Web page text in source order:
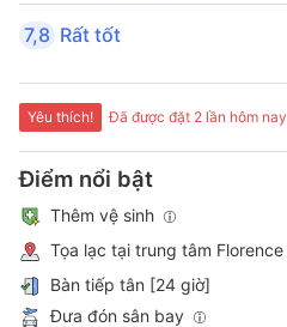
7,8 Rất tốt
Yêu thích! Đã được đặt 2 lần hôm nay
Điểm nổi bật
Thêm vệ sinh
Tọa lạc tại trung tâm Florence
Bàn tiếp tân [24 giờ]
Đưa đón sân bay